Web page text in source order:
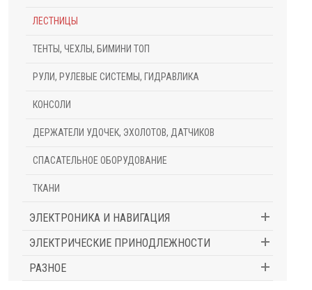
ЛЕСТНИЦЫ
ТЕНТЫ, ЧЕХЛЫ, БИМИНИ ТОП
РУЛИ, РУЛЕВЫЕ СИСТЕМЫ, ГИДРАВЛИКА
КОНСОЛИ
ДЕРЖАТЕЛИ УДОЧЕК, ЭХОЛОТОВ, ДАТЧИКОВ
СПАСАТЕЛЬНОЕ ОБОРУДОВАНИЕ
ТКАНИ
ЭЛЕКТРОНИКА И НАВИГАЦИЯ
ЭЛЕКТРИЧЕСКИЕ ПРИНОДЛЕЖНОСТИ
РАЗНОЕ